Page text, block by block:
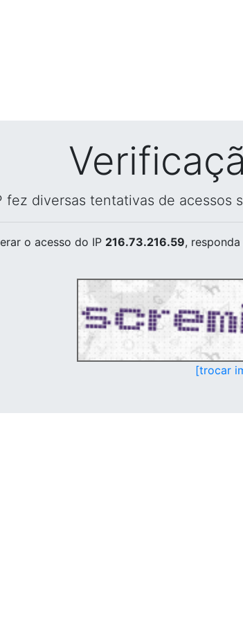
fez diversas tentativas de acessos
o acesso do IP 216.73.216.59,
[trocar